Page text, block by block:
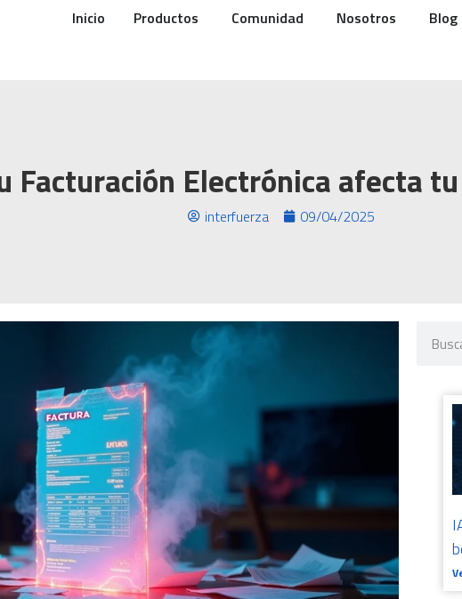
Inicio Productos Comunidad Nosotros Blog
Facturación Electrónica afecta
interfuerza 09/04/2025